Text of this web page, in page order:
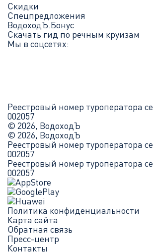
Скидки
Спецпредложения
ВодоходЪ.Бонус
Скачать гид по речным круизам
Мы в соцсетях:
Реестровый номер туроператора
002057
© 2026, ВодоходЪ
© 2026, ВодоходЪ
Реестровый номер туроператора
002057
Реестровый номер туроператора
002057
Политика конфиденциальности
Карта сайта
Обратная связь
Пресс-центр
Контакты